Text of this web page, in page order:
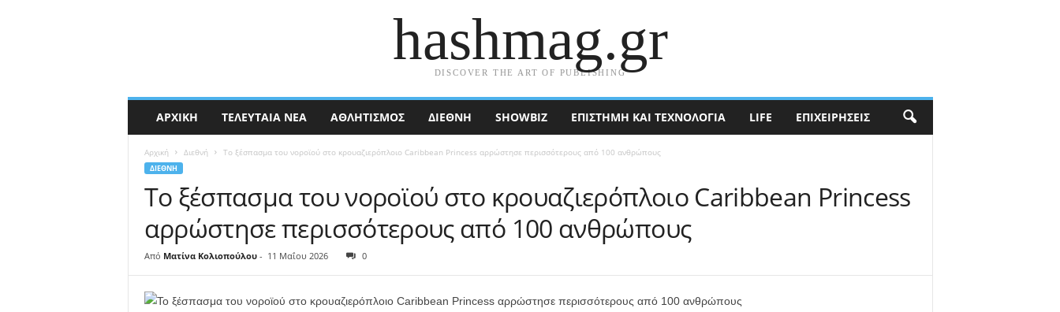
hashmag.gr
DISCOVER THE ART OF PUBLISHING
ΑΡΧΙΚΉ ΤΕΛΕΥΤΑΊΑ ΝΈΑ ΑΘΛΗΤΙΣΜΟΣ ΔΙΕΘΝΉ SHOWBIZ ΕΠΙΣΤΉΜΗ ΚΑΙ ΤΕΧΝΟΛΟΓΊΑ LIFE ΕΠΙΧΕΙΡΉΣΕΙΣ
Αρχική Διεθνή Το ξέσπασμα του νοροϊού στο κρουαζιερόπλοιο Caribbean Princess αρρώστησε περισσότερους από 100 ανθρώπους
ΔΙΕΘΝΉ
Το ξέσπασμα του νοροϊού στο κρουαζιερόπλοιο Caribbean Princess
αρρώστησε περισσότερους από 100 ανθρώπους
Από Ματίνα Κολιοπούλου - 11 Μαΐου 2026 0